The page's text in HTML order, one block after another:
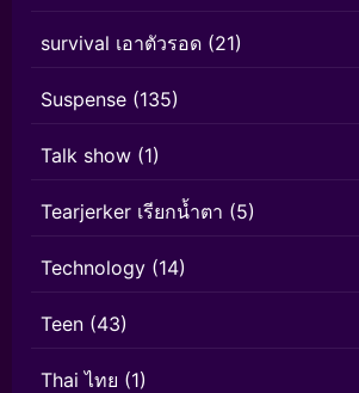
survival เอาตัวรอด (21)
Suspense (135)
Talk show (1)
Tearjerker เรียกน้ำตา (5)
Technology (14)
Teen (43)
Thai ไทย (1)